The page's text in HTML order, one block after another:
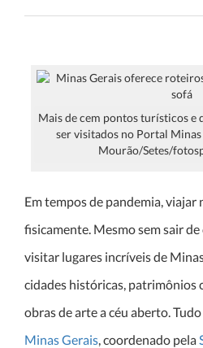
Mais de cem pontos turísticos e
ser visitados no Portal
Mourão/Setes/
Em tempos de pandemia, viajar
fisicamente. Mesmo sem sair
visitar lugares incríveis de
cidades históricas, patrimônios
obras de arte a céu aberto.
Minas Gerais, coordenado pela